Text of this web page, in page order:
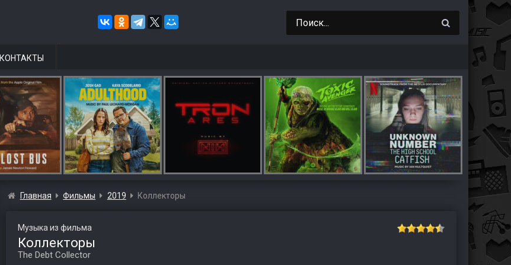
КОНТАКТЫ
Главная Фильмы 2019 Коллекторы
Музыка из фильма
Коллекторы
The Debt Collector